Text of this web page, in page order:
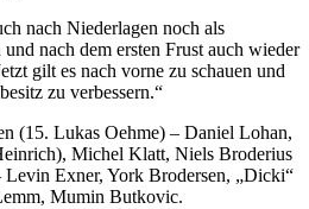
nach Niederlagen noch als
nach dem ersten Frust auch wieder
gilt es nach vorne zu schauen und
zu verbessern.“
(15. Lukas Oehme) – Daniel Lohan,
Michel Klatt, Niels Broderius
Exner, York Brodersen, „Dicki“
Mumin Butkovic.